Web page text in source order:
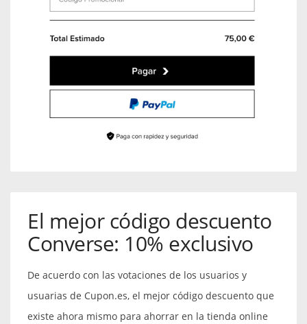
El mejor código descuento
Converse: 10% exclusivo
De acuerdo con las votaciones de los usuarios y
usuarias de Cupon.es, el mejor código descuento que
existe ahora mismo para ahorrar en la tienda online